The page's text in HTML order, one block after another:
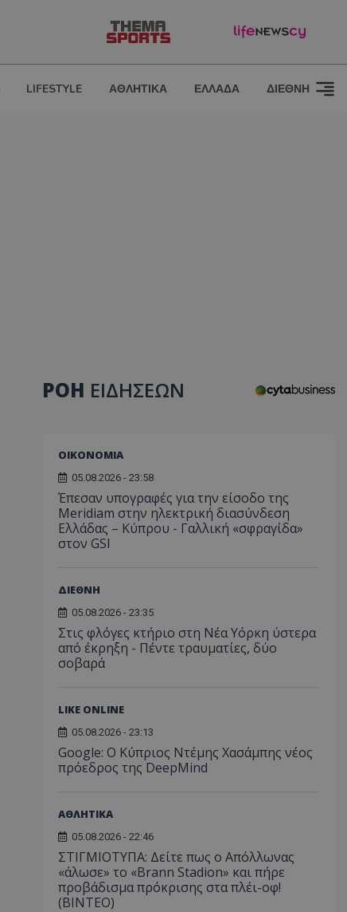
LIFESTYLE ΑΘΛΗΤΙΚΑ ΕΛΛΑΔΑ ΔΙΕΘΝΗ
ΡΟΗ ΕΙΔΗΣΕΩΝ
ΟΙΚΟΝΟΜΙΑ
05.08.2026 - 23:58
Έπεσαν υπογραφές για την είσοδο της
Meridiam στην ηλεκτρική διασύνδεση
Ελλάδας – Κύπρου - Γαλλική «σφραγίδα»
στον GSI
ΔΙΕΘΝΗ
05.08.2026 - 23:35
Στις φλόγες κτήριο στη Νέα Υόρκη ύστερα
από έκρηξη - Πέντε τραυματίες, δύο
σοβαρά
LIKE ONLINE
05.08.2026 - 23:13
Google: Ο Κύπριος Ντέμης Χασάμπης νέος
πρόεδρος της DeepMind
ΑΘΛΗΤΙΚΑ
05.08.2026 - 22:46
ΣΤΙΓΜΙΟΤΥΠΑ: Δείτε πως ο Απόλλωνας
«άλωσε» το «Brann Stadion» και πήρε
προβάδισμα πρόκρισης στα πλέι-οφ!
(ΒΙΝΤΕΟ)